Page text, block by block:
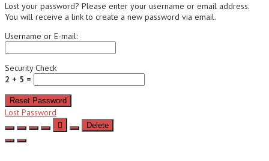
Lost your password? Please enter your username or email address.
You will receive a link to create a new password via email.
Username or E-mail:
Security Check
2 + 5 =
Reset Password
Lost Password
Delete